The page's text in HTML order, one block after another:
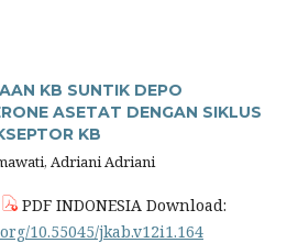
KB SUNTIK DEPO
ASETAT DENGAN SIKLUS
KB
Adriani Adriani
PDF INDONESIA Download:
10.55045/jkab.v12i1.164